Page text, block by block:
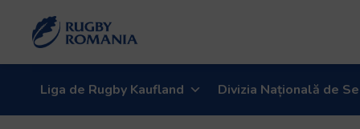
Liga de Rugby Kaufland Divizia Națională de